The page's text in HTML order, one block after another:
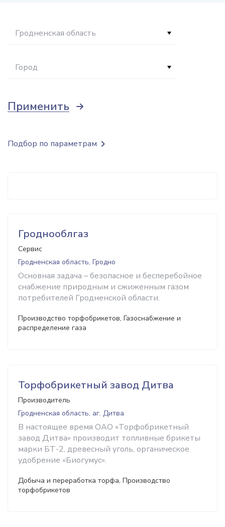
Гродненская область
Город
Применить
Гроднооблгаз
Сервис
Гродненская область, Гродно
Основная задача – безопасное и бесперебойное
снабжение природным и сжиженным газом
потребителей Гродненской области.
Производство торфобрикетов, Газоснабжение и
распределение газа
Торфобрикетный завод Дитва
Производитель
Гродненская область, аг. Дитва
В настоящее время ОАО «Торфобрикетный
завод Дитва» производит топливные брикеты
марки БТ-2, древесный уголь, органическое
удобрение «Биогумус».
Добыча и переработка торфа, Производство
торфобрикетов
Подбор по параметрам